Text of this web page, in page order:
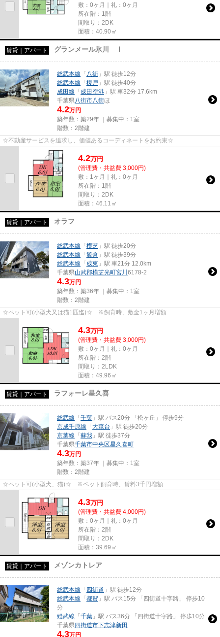
敷：0ヶ月｜礼：0ヶ月
所在階：1階
間取り：2DK
面積：40.90㎡
賃貸｜アパート グランメール氷川 Ⅰ
総武本線 「 八街 」駅 徒歩12分
総武本線 「榎戸 」駅 徒歩40分
成田線 「成田空港 」駅 車32分 17.6km
千葉県 八街市八街ほ
4.2万円
築年数：築29年 ｜募集中： 1室
階数：2階建
☆不動産サービスを追求し、価値あるコーディネートをお約束☆
4.2万円
(管理費・共益費 3,000円)
敷：1ヶ月｜礼：0ヶ月
所在階：1階
間取り：2DK
面積：46.11㎡
賃貸｜アパート オラフ
総武本線 「横芝 」駅 徒歩20分
総武本線 「飯倉 」駅 徒歩39分
総武本線 「成東 」駅 車21分 12.0km
千葉県山武郡横芝光町宮川 6178-2
4.3万円
築年数：築36年 ｜募集中： 1室
階数：2階建
☆ペット可(小型犬又は猫1匹迄)☆ ※飼育時、敷金1ヶ月増額
4.3万円
(管理費・共益費 3,000円)
敷：0ヶ月｜礼：0ヶ月
所在階：2階
間取り：2LDK
面積：49.96㎡
賃貸｜アパート ラフォーレ星久喜
総武線 「千葉 」駅 バス20分 「松ヶ丘」 停歩9分
京成千原線 「大森台 」駅 徒歩20分
京葉線 「蘇我 」駅 徒歩37分
千葉県千葉市中央区星久喜町
4.3万円
築年数：築37年 ｜募集中： 1室
階数：2階建
☆ペット可(小型犬、猫)☆ ※ペット飼育時、賃料3千円増額
4.3万円
(管理費・共益費 4,000円)
敷：0ヶ月｜礼：0ヶ月
所在階：2階
間取り：2DK
面積：39.69㎡
賃貸｜アパート メゾンカトレア
総武本線 「四街道 」駅 徒歩12分
総武本線 「都賀 」駅 バス15分 「四街道十字路」 停歩10
分
総武線 「千葉 」駅 バス36分 「四街道十字路」 停歩10分
千葉県四街道市下志津新田
4.3万円